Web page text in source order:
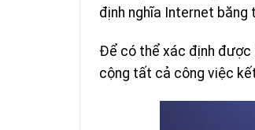
định nghĩa Internet
Để có thể xác định được
cộng tất cả công việc